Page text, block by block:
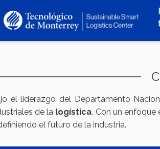
el liderazgo del Departamento
de la logística. Con un enfoque
el futuro de la industria.